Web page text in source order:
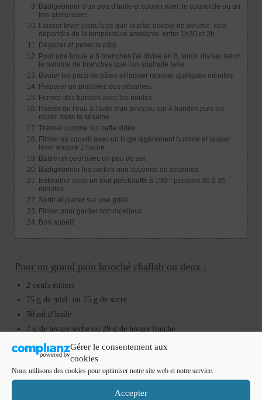
Gérer le consentement aux
cookies
Nous utilisons des cookies pour optimiser notre site web et notre service.
Accepter
Badigeonner d'un peu d'huile et couvrir avec le couvercle ou un
film alimentaire.
Laisser lever jusqu'à ce que la pâte double de volume, cela
dépendra de la température ambiante, entre 1h30 et 2h.
Dégazer et peser la pâte.
Pour une boule a 8 branches j'ai divisé en 8, sinon diviser selon
le nombre de branches que l'on souhaite faire.
Bouler les parts de pâtes et laisser reposer quelques minutes.
Préparer un plat avec des sésames.
Former des bandes avec les boules.
Passer de l'eau à l'aide d'un pinceau sur 4 bandes puis les
rouler dans le sésame.
Tresser comme sur cette vidéo.
Filmer ou couvrir avec un linge légèrement humide et laisser
lever encore 1 heure.
Battre un oeuf avec un peu de sel.
Badigeonner les parties non couverte de sésames.
Enfourner dans un four préchauffé à 190 ° pendant 30 à 35
minutes.
Sortir et placer sur une grille.
Filmer pour garder son moelleux .
Bon appétit
Pour un grand pain brioché challah ou deux :
2 oeufs entiers
75 g de miel ou 75 g de sucre
50 ml d’huile
7 g de levure sèche ou 20 g de levure fraiche
8 g de sel
200 ml d’eau
600 g de farine